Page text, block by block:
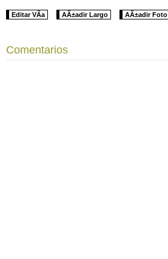
Editar VÃ­a AÃ±adir Largo AÃ±adir Foto
Comentarios